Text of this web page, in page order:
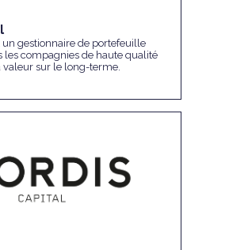
un gestionnaire de portefeuille
les compagnies de haute qualité
valeur sur le long-terme.